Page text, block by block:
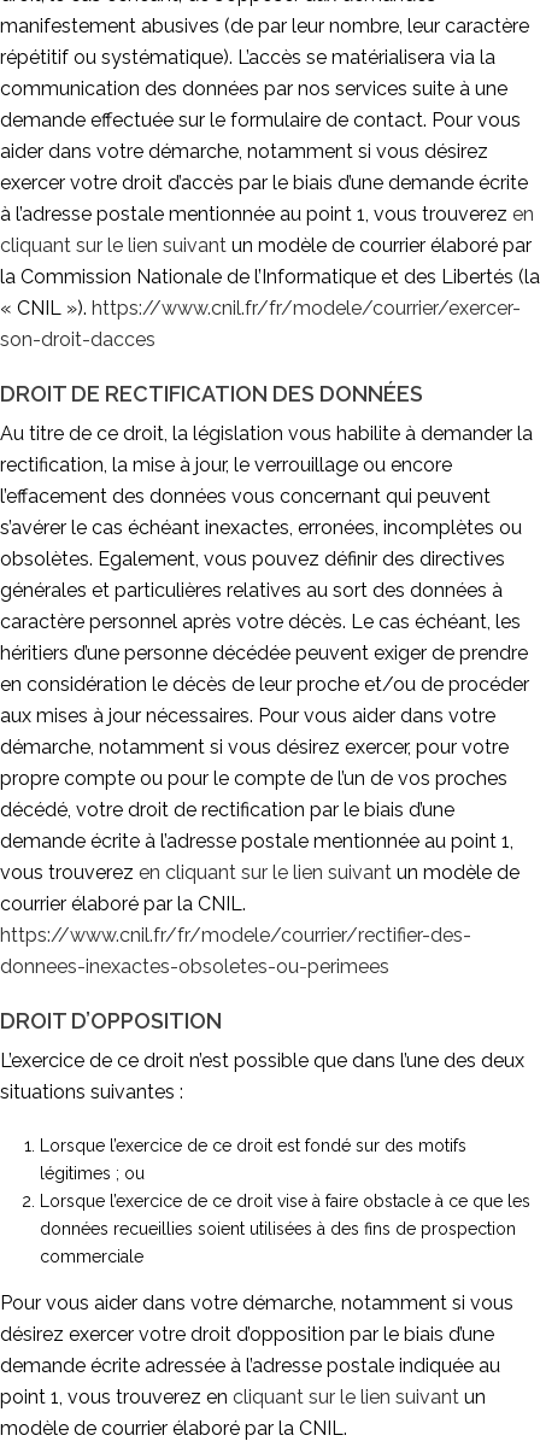
manifestement abusives (de par leur nombre, leur caractère
répétitif ou systématique). L’accès se matérialisera via la
communication des données par nos services suite à une
demande effectuée sur le formulaire de contact. Pour vous
aider dans votre démarche, notamment si vous désirez
exercer votre droit d’accès par le biais d’une demande écrite
à l’adresse postale mentionnée au point 1, vous trouverez en
cliquant sur le lien suivant un modèle de courrier élaboré par
la Commission Nationale de l’Informatique et des Libertés (la
« CNIL »). https://www.cnil.fr/fr/modele/courrier/exercer-
son-droit-dacces
DROIT DE RECTIFICATION DES DONNÉES
Au titre de ce droit, la législation vous habilite à demander la
rectification, la mise à jour, le verrouillage ou encore
l’effacement des données vous concernant qui peuvent
s’avérer le cas échéant inexactes, erronées, incomplètes ou
obsolètes. Egalement, vous pouvez définir des directives
générales et particulières relatives au sort des données à
caractère personnel après votre décès. Le cas échéant, les
héritiers d’une personne décédée peuvent exiger de prendre
en considération le décès de leur proche et/ou de procéder
aux mises à jour nécessaires. Pour vous aider dans votre
démarche, notamment si vous désirez exercer, pour votre
propre compte ou pour le compte de l’un de vos proches
décédé, votre droit de rectification par le biais d’une
demande écrite à l’adresse postale mentionnée au point 1,
vous trouverez en cliquant sur le lien suivant un modèle de
courrier élaboré par la CNIL.
https://www.cnil.fr/fr/modele/courrier/rectifier-des-
donnees-inexactes-obsoletes-ou-perimees
DROIT D’OPPOSITION
L’exercice de ce droit n’est possible que dans l’une des deux
situations suivantes :
Lorsque l’exercice de ce droit est fondé sur des motifs
légitimes ; ou
Lorsque l’exercice de ce droit vise à faire obstacle à ce que les
données recueillies soient utilisées à des fins de prospection
commerciale
Pour vous aider dans votre démarche, notamment si vous
désirez exercer votre droit d’opposition par le biais d’une
demande écrite adressée à l’adresse postale indiquée au
point 1, vous trouverez en cliquant sur le lien suivant un
modèle de courrier élaboré par la CNIL.